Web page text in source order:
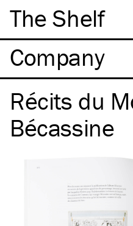
The Shelf
Company
Récits du
Bécassine